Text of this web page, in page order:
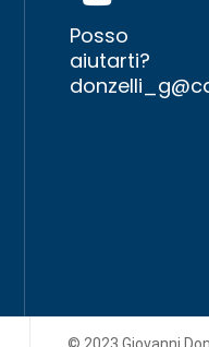
Posso
aiutarti?